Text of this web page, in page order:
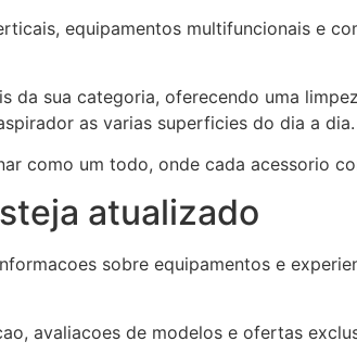
equipamentos multifuncionais e
da sua categoria, oferecendo uma
as varias superficies do dia a dia.
como um todo, onde cada acessorio
atualizado
sobre equipamentos e
avaliacoes de modelos e ofertas